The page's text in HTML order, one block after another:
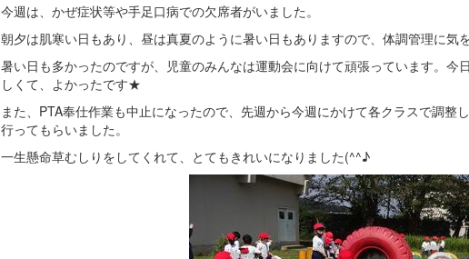
今週は、かぜ症状等や手足口病での欠席者がいました。
朝夕は肌寒い日もあり、昼は真夏のように暑い日もありますので、体調管理に気
暑い日も多かったのですが、児童のみんなは運動会に向けて頑張っています。今
しくて、よかったです★
また、PTA奉仕作業も中止になったので、先週から今週にかけて各クラスで調整
行ってもらいました。
一生懸命草むしりをしてくれて、とてもきれいになりました(^^♪